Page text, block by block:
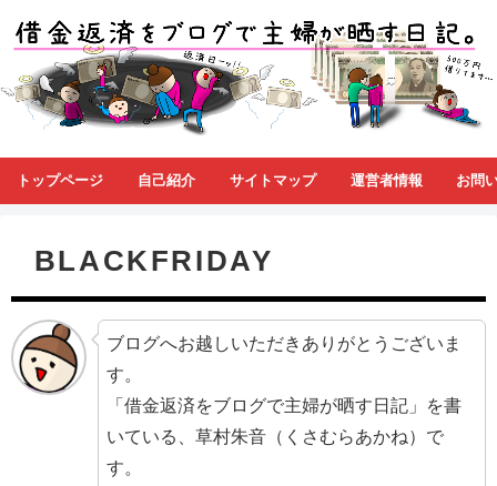
トップページ 自己紹介 サイトマップ 運営者情報 お問
BLACKFRIDAY
ブログへお越しいただきありがとうございま
す。
「借金返済をブログで主婦が晒す日記」を書
いている、草村朱音（くさむらあかね）で
す。